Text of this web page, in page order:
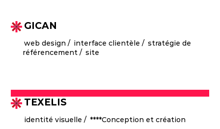
GICAN
web design interface clientèle
stratégie de
référencement
site
TEXELIS
identité visuelle ****Conception et création